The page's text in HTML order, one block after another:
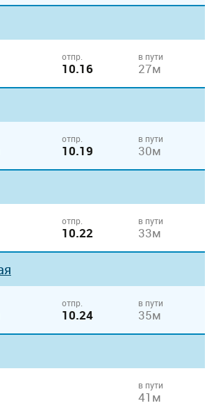
отпр.
10.16
в пути
27м
отпр.
10.19
в пути
30м
отпр.
10.22
в пути
33м
отпр.
10.24
в пути
35м
в пути
41м